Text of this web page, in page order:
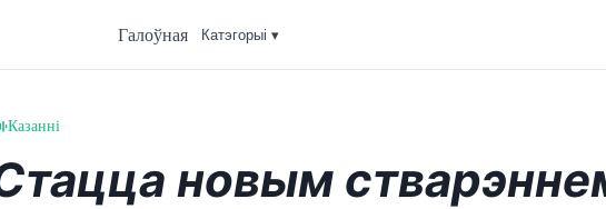
Галоўная Катэгорыi ▾
Казанні
новым